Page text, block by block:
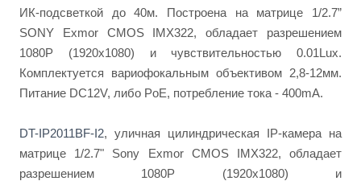
ИК-подсветкой до 40м. Построена на матрице 1/2.7”
SONY Exmor CMOS IMX322, обладает разрешением
1080P (1920x1080) и чувствительностью 0.01Lux.
Комплектуется вариофокальным объективом 2,8-12мм.
Питание DC12V, либо PoE, потребление тока - 400mА.
DT-IP2011BF-I2, уличная цилиндрическая IP-камера на
матрице 1/2.7" Sony Exmor CMOS IMX322, обладает
разрешением 1080Р (1920x1080) и